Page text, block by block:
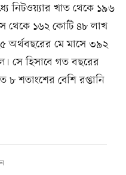
নিটওয়্যার খাত থেকে ১৯৬
থেকে ১৬২ কোটি ৪৮ লাখ
অর্থবছরের মে মাসে ৩৯২
সে হিসাবে গত বছরের
শতাংশের বেশি রপ্তানি